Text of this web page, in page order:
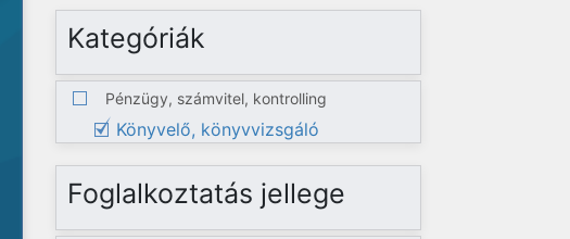
Kategóriák
Pénzügy, számvitel, kontrolling
Könyvelő, könyvvizsgáló
Foglalkoztatás jellege